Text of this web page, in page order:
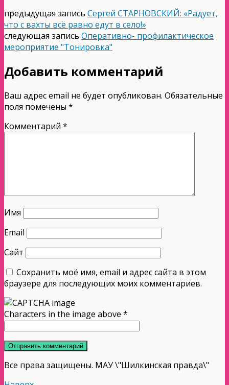
предыдущая запись Сергей СТАРНОВСКИЙ: «Радует,
что с вахты всё равно едут в село!»
следующая запись Оперативно- профилактическое
мероприятие "Тонировка"
Добавить комментарий
Ваш адрес email не будет опубликован. Обязательные
поля помечены *
Комментарий *
Имя
Email
Сайт
Сохранить моё имя, email и адрес сайта в этом
браузере для последующих моих комментариев.
Characters in the image above *
Все права защищены. МАУ \"Шилкинская правда\"